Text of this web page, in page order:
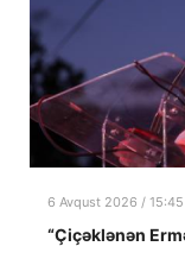
6 Avqust 2026 / 15:45
“Çiçəklənən